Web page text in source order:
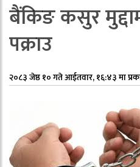
बैंकिङ कसुर
पक्राउ
२०८३ जेष्ठ १० गते आईतवार, १६:४३ मा